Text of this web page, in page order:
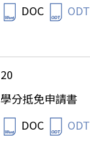
DOC
ODT
20
學分抵免申請書
DOC
ODT